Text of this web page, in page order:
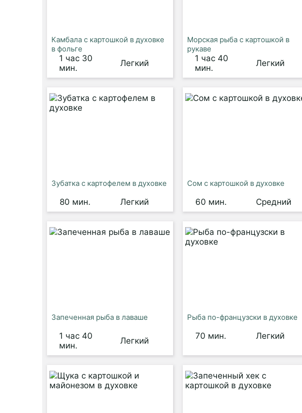
Камбала с картошкой в духовке
в фольге
1 час 30
мин.
Легкий
Морская рыба с картошкой в
рукаве
1 час 40
мин.
Легкий
Зубатка с картофелем в духовке
80 мин. Легкий
Сом с картошкой в духовке
60 мин. Средний
Запеченная рыба в лаваше
1 час 40
мин.
Легкий
Рыба по-французски в духовке
70 мин. Легкий